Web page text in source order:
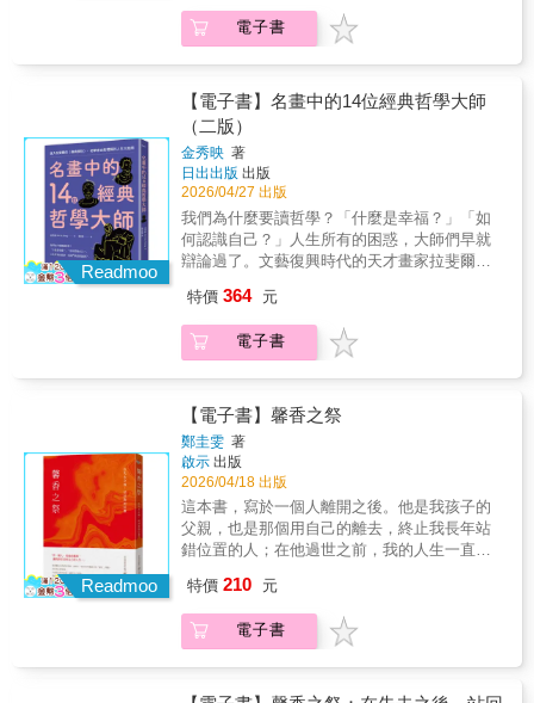
深刻省思，使我們得以不同角度的方式認識哲
學偉人的思想。
《泰晤士報》、《華爾街日報》等權威媒體一
致盛讚！英國熱銷話題書！已售出七國版權！
性報告，其實什麼都沒發現。然而，只要有人
希望它是真的，它就會變成真的。❈ ❈ ❈你
或許曾聽說過：喝母奶能讓孩子變得更聰明。
國家隊輸球會導致股市下跌。不吃碳水化合物
就可以輕鬆減肥。只要練習一萬小時便能精通
任何技能。但，如果以上這些說法「可能內容
不實」，你，又該相信什麼？每一天，當我們
在閱讀書籍、滑手機、看電視時，都會接收到
無數資訊。科技的力量讓訊息傳播變得無比容
易，近年隨著AI技術快速發展，也有越來越多
的值得信任嗎？我們往往會傾向接受自己喜歡
的說法；看得越多，同溫層就越厚。扭曲真相
的方法百百種，人們會刻意隱瞞立場相反的資
曲解出錯誤的結論，進而創造出不實的內容。
身處如今的世界，具備「區分迷思與現實的能
力」變得比任何時候都還重要。倫敦商學院金
融學教授艾力克斯．艾德曼斯提供最實用的指
南，告訴你該如何對抗這股錯誤資訊潮，並運
用生動的例子，詳細解說會將我們引向陷阱的
種種認知偏誤。在這個誤把論述當作事實、把
真理的世界，本書會幫助我們養成更精明、更
敏銳、更有批判性的思維模式。在面對任何看
似確鑿的說法時，都能先提醒自己：這一切，
開闊的心態！書中收錄作者親自設計、解說的
電子書
Readmoo
【電子書】名畫中的14位經典哲學大師
（二版）
金秀映 著
日出出版 出版
2026/04/27 出版
我們為什麼要讀哲學？「什麼是幸福？」「如
何認識自己？」人生所有的困惑，大師們早就
辯論過了。文藝復興時代的天才畫家拉斐爾在
徵手法，讓蘇格拉底、柏拉圖與亞里斯多德等
古希臘思想巨擘，跨越時空齊聚一堂。本書將
這幅傳世名畫化為一扇窗，由柏拉圖研究權威
推開哲學大門。──從名畫看懂哲學，從哲學找
回自己──本書拋開生硬的教條，直接面對生命
的大哉問。透過藝術美感的引領，你會發現哲
學不再是遙不可及的理論，而是就在你我身
邊、指引生活方向的明燈。▲蘇格拉底：為何
「認識你自己」是人生的最大課題？因為人生
的主人是你自己。▲柏拉圖與亞里斯多德：理
想主義與現實主義，這兩個影響世界兩千年的
觀點如何激辯？ ▲第歐根尼：為什麼追求世俗
伊比鳩魯：從一個人追求什麼樣的快樂，可以
看出他重視什麼樣的價值。【本書特色】◎以
經典名畫講哲學，哲學零基礎者也會感興趣的
哲普書。◎內容出自深受好評的南韓國高中生
特價 364 元
電子書
Readmoo
【電子書】馨香之祭
鄭圭雯 著
啟示 出版
2026/04/18 出版
這本書，寫於一個人離開之後。他是我孩子的
父親，也是那個用自己的離去，終止我長年站
錯位置的人；在他過世之前，我的人生一直向
是在工作、關係，還是信仰裡；我以為，只要
夠努力，就能把一切維持好——直到他離世。
他的離去沒有給我答案，卻終止了我在所有關
特價 210 元
電子書